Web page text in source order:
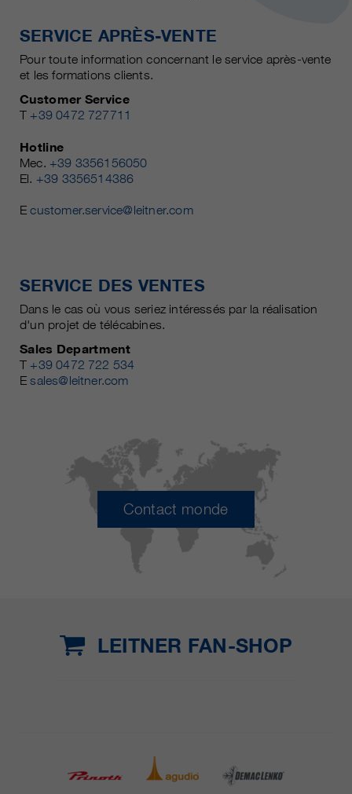
SERVICE APRÈS-VENTE
Pour toute information concernant le service après-vente
et les formations clients.
Customer Service
T +39 0472 727711
Hotline
Mec. +39 3356156050
El. +39 3356514386
Ecustomer.service@leitner.com
SERVICE DES VENTES
Dans le cas où vous seriez intéressés par la réalisation
d'un projet de télécabines.
Sales Department
T +39 0472 722 534
Esales@leitner.com
Contact monde
LEITNER FAN-SHOP